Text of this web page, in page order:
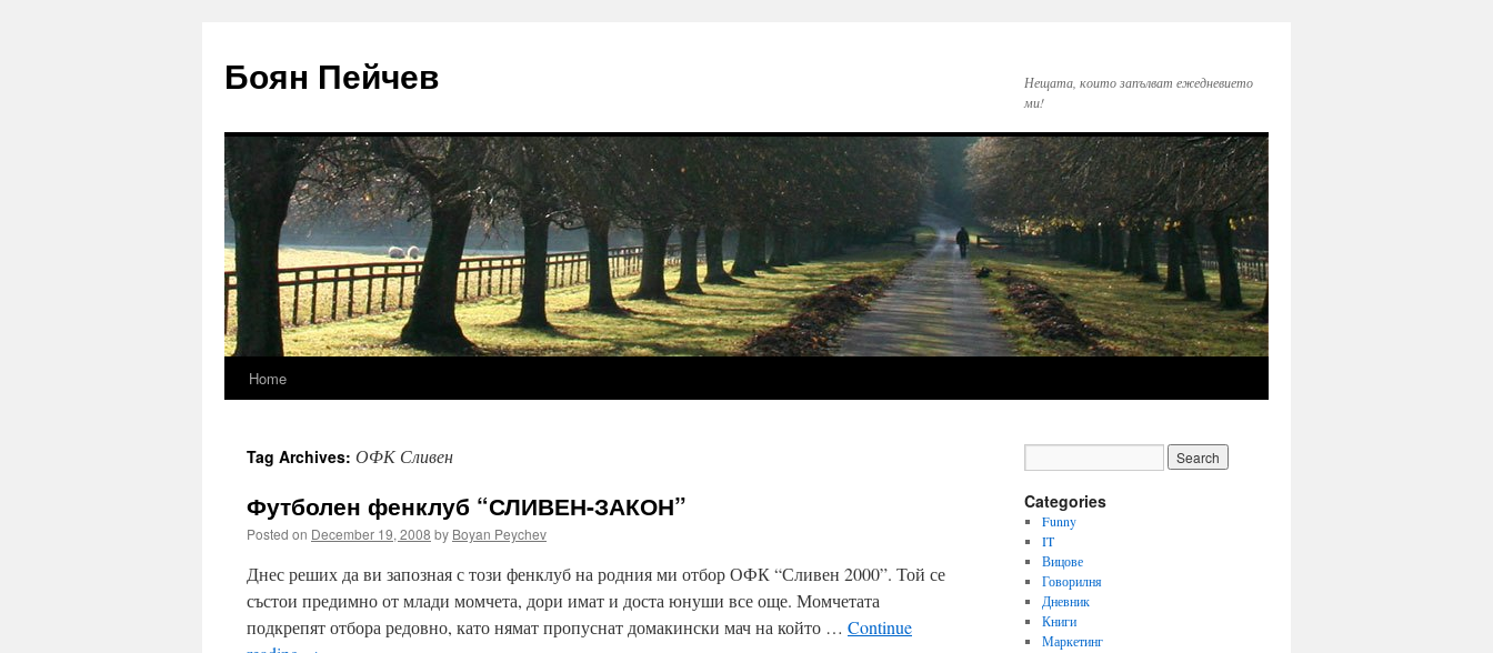
Боян Пейчев
Нещата, които запълват ежедневието
ми!
Skip
content
Home
Tag Archives: ОФК Сливен
Футболен фенклуб “СЛИВЕН-ЗАКОН”
Posted on December 19, 2008 by Boyan Peychev
Днес реших да ви запозная с този фенклуб на родния ми отбор ОФК “Сливен 2000”. Той се
състои предимно от млади момчета, дори имат и доста юнуши все още. Момчетата
подкрепят отбора редовно, като нямат пропуснат домакински мач на който … Continue
Categories
Funny
IT
Вицове
Говорилня
Дневник
Книги
Маркетинг